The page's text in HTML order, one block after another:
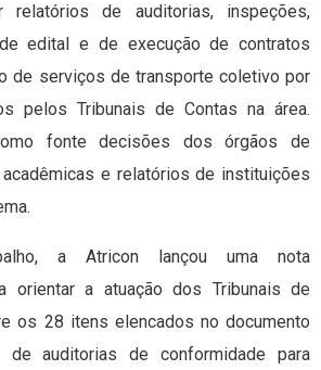
de auditorias, inspeções,
de edital e de execução de contratos
de serviços de transporte coletivo por
pelos Tribunais de Contas na área.
fonte decisões dos órgãos de
e relatórios de instituições
a Atricon lançou uma nota
orientar a atuação dos Tribunais de
os 28 itens elencados no documento
de auditorias de conformidade para